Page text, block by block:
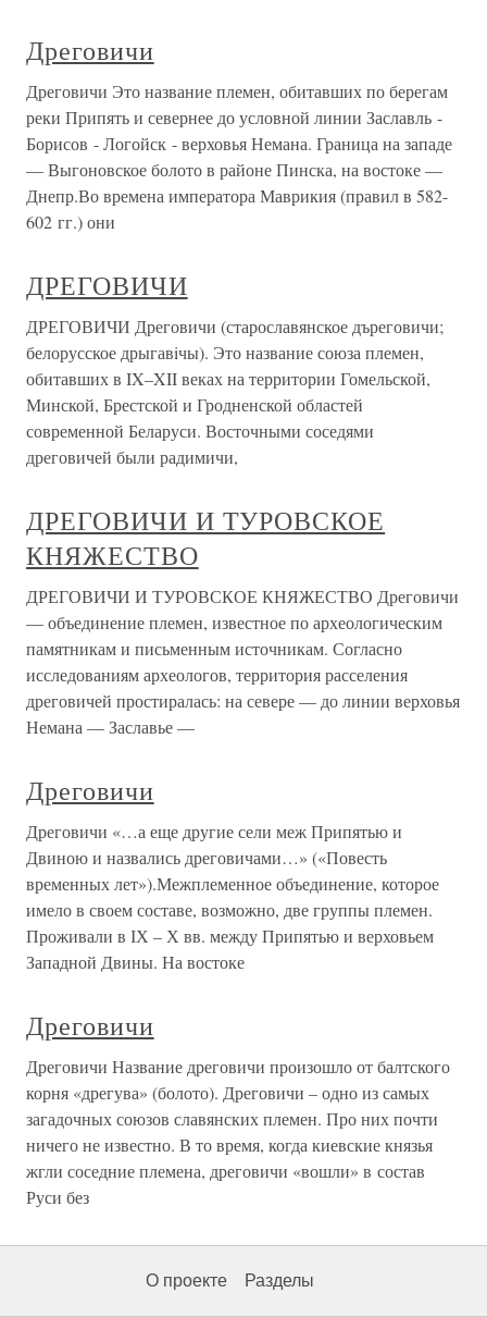
Дреговичи
Дреговичи Это название племен, обитавших по берегам
реки Припять и севернее до условной линии Заславль -
Борисов - Логойск - верховья Немана. Граница на западе
— Выгоновское болото в районе Пинска, на востоке —
Днепр.Во времена императора Маврикия (правил в 582-
602 гг.) они
ДРЕГОВИЧИ
ДРЕГОВИЧИ Дреговичи (старославянское дъреговичи;
белорусское дрыгавiчы). Это название союза племен,
обитавших в IX–XII веках на территории Гомельской,
Минской, Брестской и Гродненской областей
современной Беларуси. Восточными соседями
дреговичей были радимичи,
ДРЕГОВИЧИ И ТУРОВСКОЕ
КНЯЖЕСТВО
ДРЕГОВИЧИ И ТУРОВСКОЕ КНЯЖЕСТВО Дреговичи
— объединение племен, известное по археологическим
памятникам и письменным источникам. Согласно
исследованиям археологов, территория расселения
дреговичей простиралась: на севере — до линии верховья
Немана — Заславье —
Дреговичи
Дреговичи «…а еще другие сели меж Припятью и
Двиною и назвались дреговичами…» («Повесть
временных лет»).Межплеменное объединение, которое
имело в своем составе, возможно, две группы племен.
Проживали в ІХ – Х вв. между Припятью и верховьем
Западной Двины. На востоке
Дреговичи
Дреговичи Название дреговичи произошло от балтского
корня «дрегува» (болото). Дреговичи – одно из самых
загадочных союзов славянских племен. Про них почти
ничего не известно. В то время, когда киевские князья
жгли соседние племена, дреговичи «вошли» в состав
Руси без
О проекте Разделы